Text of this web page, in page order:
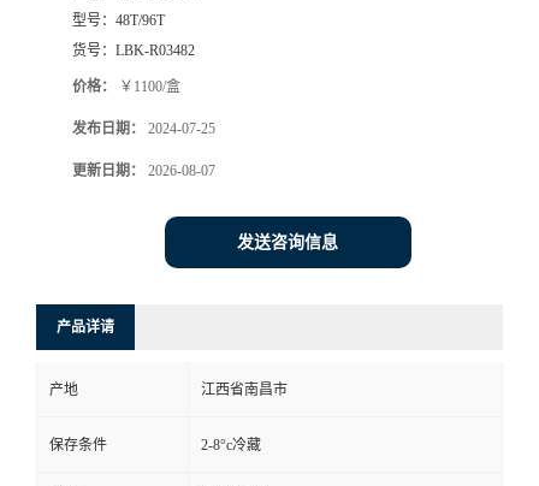
型号： 48T/96T
货号： LBK-R03482
价格： ￥1100/盒
发布日期： 2024-07-25
更新日期： 2026-08-07
发送咨询信息
产品详请
产地 江西省南昌市
保存条件 2-8°c冷藏